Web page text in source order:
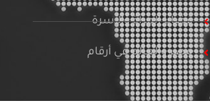
قضايا المرأة والأسرة
مصر والعالم في أرقام